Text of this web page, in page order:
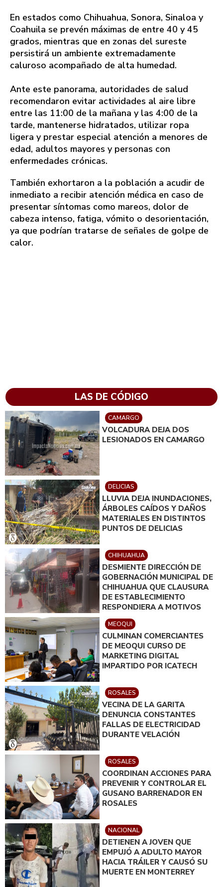
En estados como Chihuahua, Sonora, Sinaloa y
Coahuila se prevén máximas de entre 40 y 45
grados, mientras que en zonas del sureste
persistirá un ambiente extremadamente
caluroso acompañado de alta humedad.
Ante este panorama, autoridades de salud
recomendaron evitar actividades al aire libre
entre las 11:00 de la mañana y las 4:00 de la
tarde, mantenerse hidratados, utilizar ropa
ligera y prestar especial atención a menores de
edad, adultos mayores y personas con
enfermedades crónicas.
También exhortaron a la población a acudir de
inmediato a recibir atención médica en caso de
presentar síntomas como mareos, dolor de
cabeza intenso, fatiga, vómito o desorientación,
ya que podrían tratarse de señales de golpe de
calor.
LAS DE CÓDIGO
CAMARGO
VOLCADURA DEJA DOS
LESIONADOS EN CAMARGO
DELICIAS
LLUVIA DEJA INUNDACIONES,
ÁRBOLES CAÍDOS Y DAÑOS
MATERIALES EN DISTINTOS
PUNTOS DE DELICIAS
CHIHUAHUA
DESMIENTE DIRECCIÓN DE
GOBERNACIÓN MUNICIPAL DE
CHIHUAHUA QUE CLAUSURA
DE ESTABLECIMIENTO
RESPONDIERA A MOTIVOS
POLÍTICOS
MEOQUI
CULMINAN COMERCIANTES
DE MEOQUI CURSO DE
MARKETING DIGITAL
IMPARTIDO POR ICATECH
ROSALES
VECINA DE LA GARITA
DENUNCIA CONSTANTES
FALLAS DE ELECTRICIDAD
DURANTE VELACIÓN
ROSALES
COORDINAN ACCIONES PARA
PREVENIR Y CONTROLAR EL
GUSANO BARRENADOR EN
ROSALES
NACIONAL
DETIENEN A JOVEN QUE
EMPUJÓ A ADULTO MAYOR
HACIA TRÁILER Y CAUSÓ SU
MUERTE EN MONTERREY